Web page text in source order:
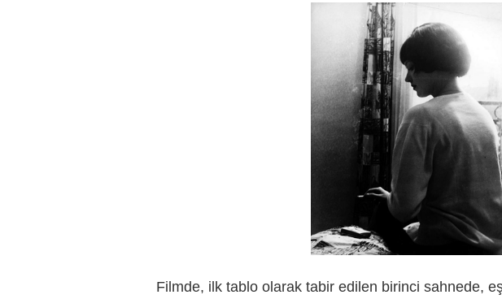
Filmde, ilk tablo olarak tabir edilen birinci sahnede,